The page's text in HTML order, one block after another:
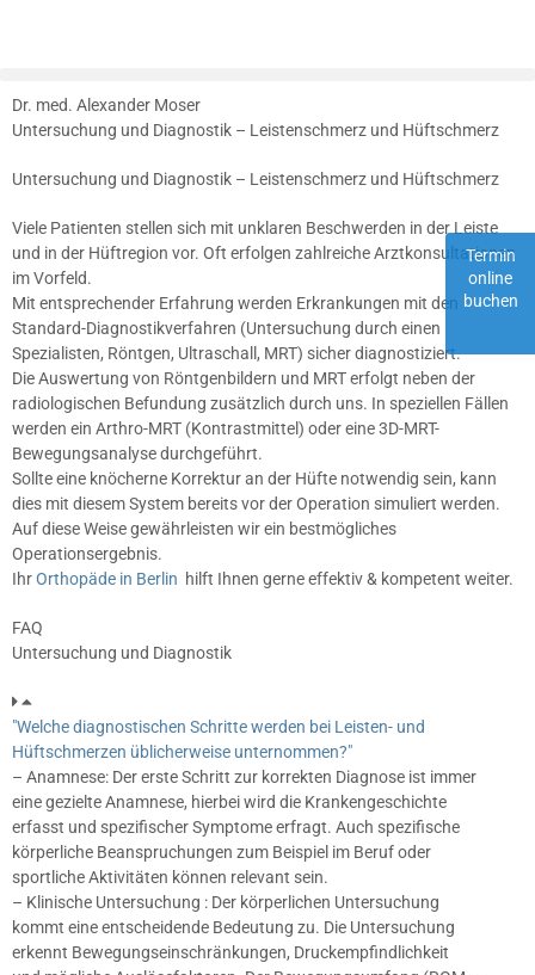
Dr. med. Alexander Moser
Untersuchung und Diagnostik – Leistenschmerz und Hüftschmerz
Untersuchung und Diagnostik – Leistenschmerz und Hüftschmerz
Viele Patienten stellen sich mit unklaren Beschwerden in der Leiste
und in der Hüftregion vor. Oft erfolgen zahlreiche Arztkonsultationen
im Vorfeld.
Mit entsprechender Erfahrung werden Erkrankungen mit den
Standard-Diagnostikverfahren (Untersuchung durch einen
Spezialisten, Röntgen, Ultraschall, MRT) sicher diagnostiziert.
Die Auswertung von Röntgenbildern und MRT erfolgt neben der
radiologischen Befundung zusätzlich durch uns. In speziellen Fällen
werden ein Arthro-MRT (Kontrastmittel) oder eine 3D-MRT-
Bewegungsanalyse durchgeführt.
Sollte eine knöcherne Korrektur an der Hüfte notwendig sein, kann
dies mit diesem System bereits vor der Operation simuliert werden.
Auf diese Weise gewährleisten wir ein bestmögliches
Operationsergebnis.
IhrOrthopäde in Berlin hilft Ihnen gerne effektiv & kompetent weiter.
FAQ
Untersuchung und Diagnostik
"Welche diagnostischen Schritte werden bei Leisten- und
Hüftschmerzen üblicherweise unternommen?"
– Anamnese: Der erste Schritt zur korrekten Diagnose ist immer
eine gezielte Anamnese, hierbei wird die Krankengeschichte
erfasst und spezifischer Symptome erfragt. Auch spezifische
körperliche Beanspruchungen zum Beispiel im Beruf oder
sportliche Aktivitäten können relevant sein.
– Klinische Untersuchung : Der körperlichen Untersuchung
kommt eine entscheidende Bedeutung zu. Die Untersuchung
erkennt Bewegungseinschränkungen, Druckempfindlichkeit
Termin
online
buchen